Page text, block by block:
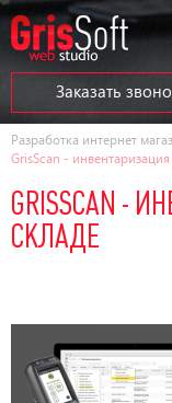
Заказать
Разработка интернет
GrisScan -
GRISSCAN -
СКЛАДЕ